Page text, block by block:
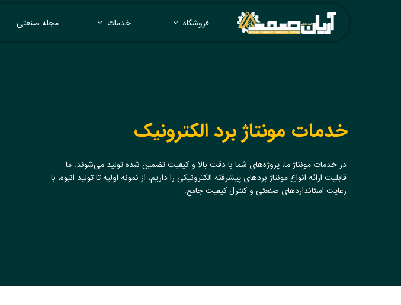
فروشگاه خدمات مجله صنعتی
در خدمات مونتاژ ما، پروژه‌های شما با دقت بالا و کیفیت تضمین شده تولید می‌شوند. ما
قابلیت ارائه انواع مونتاژ بردهای پیشرفته الکترونیکی را داریم، از نمونه اولیه تا تولید انبوه، با
رعایت استانداردهای صنعتی و کنترل کیفیت جامع.
خدمات مونتاژ برد الکترونیک